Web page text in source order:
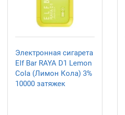
Электронная сигарета
Elf Bar RAYA D1 Lemon
Cola (Лимон Кола) 3%
10000 затяжек